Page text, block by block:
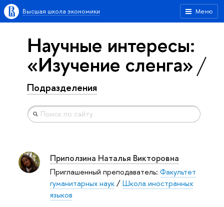
Меню
Высшая школа экономики
Научные интересы:
«Изучение сленга»
Подразделения
Приползина Наталья Викторовна
Приглашенный преподаватель: Факультет
гуманитарных наук/Школа иностранных
языков